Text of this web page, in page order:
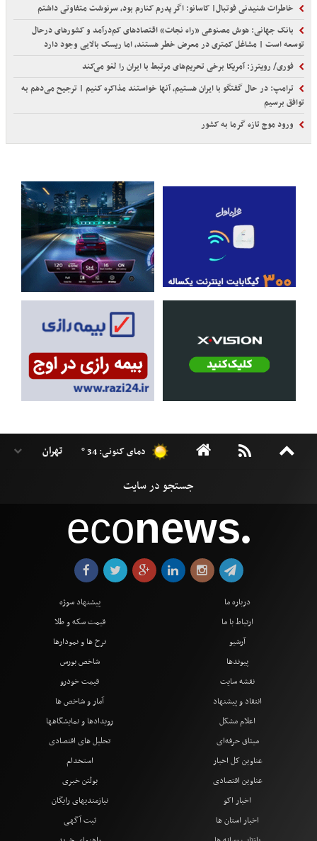
خاطرات شنیدنی فوتبال| کاسانو: اگر پدرم کنارم بود، سرنوشت متفاوتی داشتم
بانک جهانی: هوش مصنوعی «راه نجات» اقتصادهای کم‌درآمد و کشورهای درحال
توسعه است | مشاغل کمتری در معرض خطر هستند، اما ریسک بالایی وجود دارد
فوری/ رویترز: آمریکا برخی تحریم‌های مرتبط با ایران را لغو می‌کند
ترامپ: در حال گفتگو با ایران هستیم، آنها خواستند مذاکره کنیم | ترجیح می‌دهم به
توافق برسیم
ورود موج تازه گرما به کشور
دمای کنونی: 34 °
econews●
درباره ما
ارتباط با ما
آرشیو
پیوندها
نقشه سایت
انتقاد و پیشنهاد
اعلام مشکل
میثاق حرفه‌ای
پیشنهاد سوژه
قیمت سکه و طلا
نرخ ها و نمودارها
شاخص بورس
قیمت خودرو
آمار و شاخص ها
رویدادها و نمایشگاهها
تحلیل های اقتصادی
عناوین کل اخبار
عناوین اقتصادی
اخبار اکو
اخبار استان ها
استخدام
بولتن خبری
نیازمندیهای رایگان
ثبت آگهی